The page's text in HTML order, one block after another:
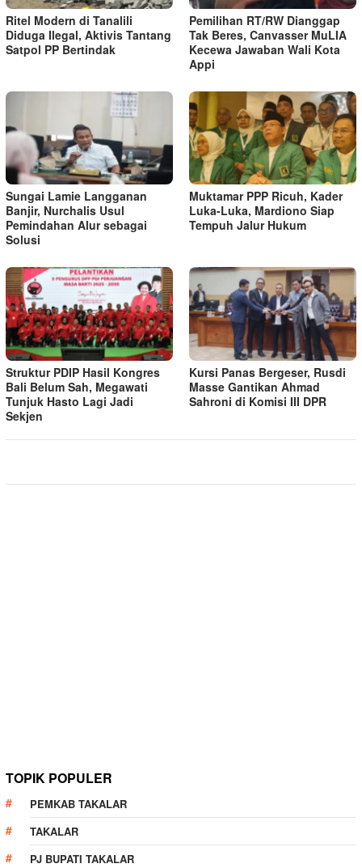
Ritel Modern di Tanalili
Diduga Ilegal, Aktivis Tantang
Satpol PP Bertindak
Pemilihan RT/RW Dianggap
Tak Beres, Canvasser MuLIA
Kecewa Jawaban Wali Kota
Appi
Sungai Lamie Langganan
Banjir, Nurchalis Usul
Pemindahan Alur sebagai
Solusi
Muktamar PPP Ricuh, Kader
Luka-Luka, Mardiono Siap
Tempuh Jalur Hukum
Struktur PDIP Hasil Kongres
Bali Belum Sah, Megawati
Tunjuk Hasto Lagi Jadi
Sekjen
Kursi Panas Bergeser, Rusdi
Masse Gantikan Ahmad
Sahroni di Komisi III DPR
TOPIK POPULER
PEMKAB TAKALAR
TAKALAR
PJ BUPATI TAKALAR